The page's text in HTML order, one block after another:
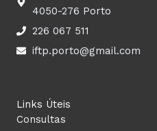
4050-276 Porto
226 067 511
iftp.porto@gmail.com
Links Úteis
Consultas